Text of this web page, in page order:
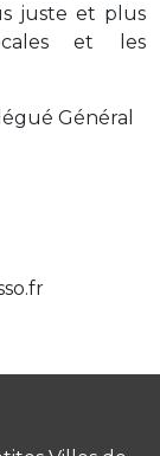
juste et plus
et les
Général